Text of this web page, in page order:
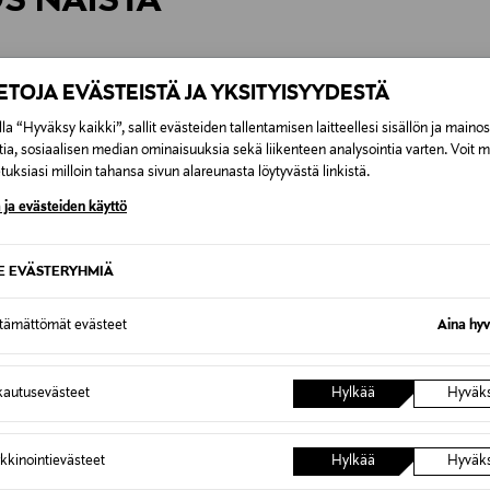
EVÄSTEISTÄ JA YKSITYISYYDESTÄ
“Hyväksy kaikki”, sallit evästeiden tallentamisen laitteellesi sisällön ja
sosiaalisen median ominaisuuksia sekä liikenteen analysointia varten. Voit
milloin tahansa sivun alareunasta löytyvästä linkistä.
ja evästeiden käyttö
EVÄSTERYHMIÄ
evästeet Aina
Hylkää
Hylkää
Alk. 6,90 €, kun toimitus on
ETUKUPONKITUOTE
JACK
JjiAlex